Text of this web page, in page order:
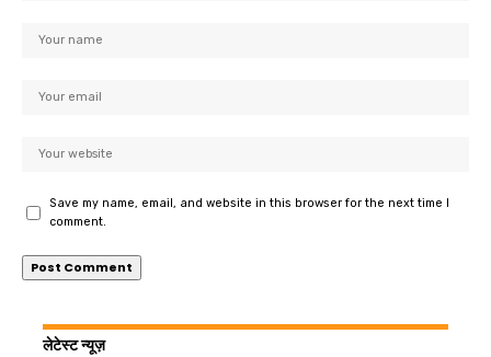
Save my name, email, and website in this browser for the next time I
comment.
लेटेस्ट न्यूज़